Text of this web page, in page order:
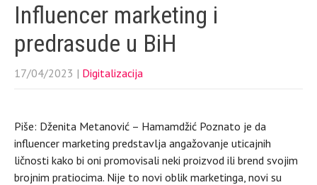
Influencer marketing i
predrasude u BiH
17/04/2023 | Digitalizacija
Piše: Dženita Metanović – Hamamdžić Poznato je da
influencer marketing predstavlja angažovanje uticajnih
ličnosti kako bi oni promovisali neki proizvod ili brend svojim
brojnim pratiocima. Nije to novi oblik marketinga, novi su